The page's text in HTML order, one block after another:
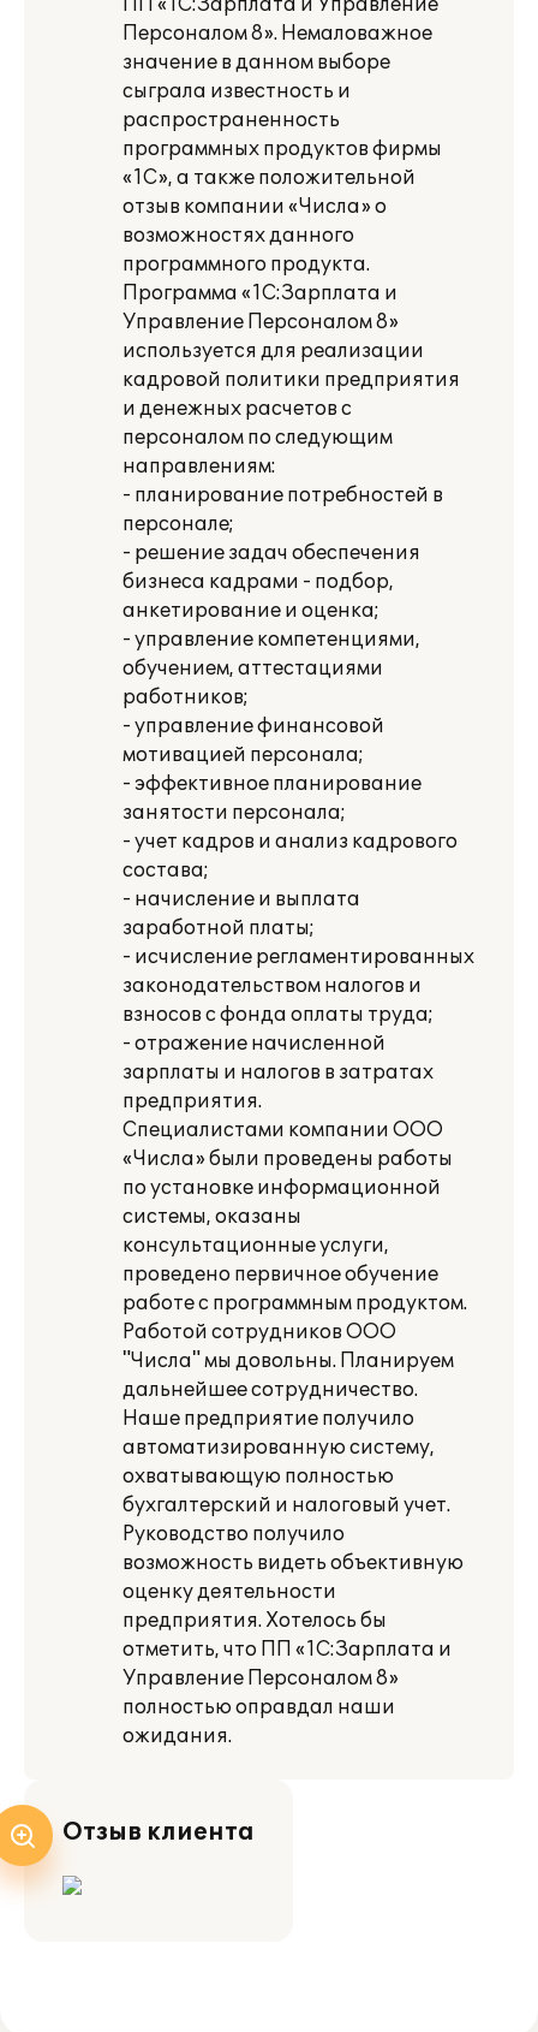
ПП «1С:Зарплата и Управление
Персоналом 8». Немаловажное
значение в данном выборе
сыграла известность и
распространенность
программных продуктов фирмы
«1С», а также положительной
отзыв компании «Числа» о
возможностях данного
программного продукта.
Программа «1С:Зарплата и
Управление Персоналом 8»
используется для реализации
кадровой политики предприятия
и денежных расчетов с
персоналом по следующим
направлениям:
- планирование потребностей в
персонале;
- решение задач обеспечения
бизнеса кадрами - подбор,
анкетирование и оценка;
- управление компетенциями,
обучением, аттестациями
работников;
- управление финансовой
мотивацией персонала;
- эффективное планирование
занятости персонала;
- учет кадров и анализ кадрового
состава;
- начисление и выплата
заработной платы;
- исчисление регламентированных
законодательством налогов и
взносов с фонда оплаты труда;
- отражение начисленной
зарплаты и налогов в затратах
предприятия.
Специалистами компании ООО
«Числа» были проведены работы
по установке информационной
системы, оказаны
консультационные услуги,
проведено первичное обучение
работе с программным продуктом.
Работой сотрудников ООО
"Числа" мы довольны. Планируем
дальнейшее сотрудничество.
Наше предприятие получило
автоматизированную систему,
охватывающую полностью
бухгалтерский и налоговый учет.
Руководство получило
возможность видеть объективную
оценку деятельности
предприятия. Хотелось бы
отметить, что ПП «1С:Зарплата и
Управление Персоналом 8»
полностью оправдал наши
ожидания.
Отзыв клиента